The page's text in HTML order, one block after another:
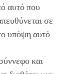
αυτό που
σε
υπόψη αυτό.
και